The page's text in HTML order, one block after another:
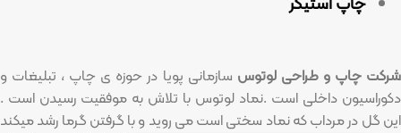
شرکت چاپ و طراحی لوتوس سازمانی پویا در حوزه ی چاپ ، تبلیغات و
دکوراسیون داخلی است .نماد لوتوس با تلاش به موفقیت رسیدن است .
این گل در مرداب که نماد سختی است می روید و با گرفتن گرما رشد میکند